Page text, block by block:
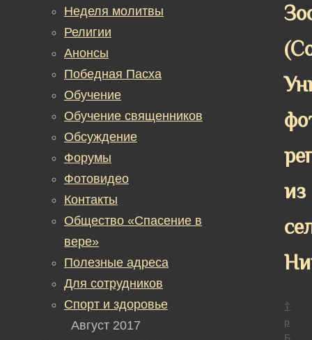
из
☦
р
Б
Неделя молитвы
Религии
Анонсы
Победная Пасха
Обучение
Обучение священников
Обсуждение
Форумы
Фотовидео
Контакты
Общество «Спасение в
вере»
Полезные адреса
Для сотрудников
Спорт и здоровье
Август 2017